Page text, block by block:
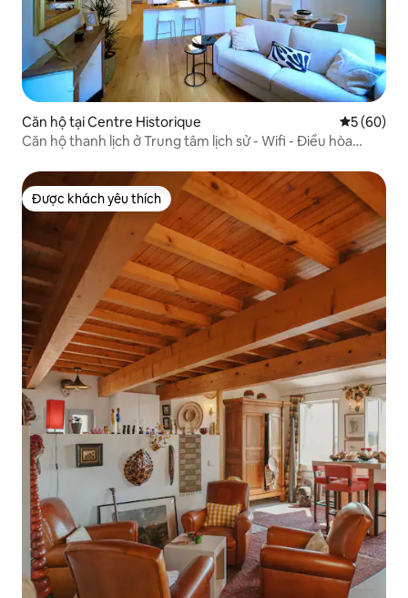
Căn hộ tại Centre Historique Xếp hạng
5 (60)
Căn hộ thanh lịch ở Trung tâm lịch sử - Wifi - Điều hòa
Được khách yêu thích
Được khách yêu thích